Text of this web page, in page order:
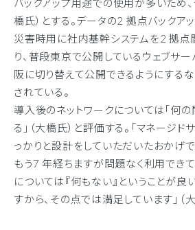
バックアップ用途での使用が多いため
橋氏）とする。データの2 拠点バックア
災害時用に社内基幹システムを2 拠点
り、普段東京で公開しているウェブサ
阪に切り替えて公開できるようにする
されている。
導入後のネットワークについては「何
る」（大橋氏）と評価する。「マネージド
っかりと設計をしていただいたおかげ
もう7 年経ちますが問題なく利用できて
については『何もない』ということが良
すから、その点では満足しています」（大